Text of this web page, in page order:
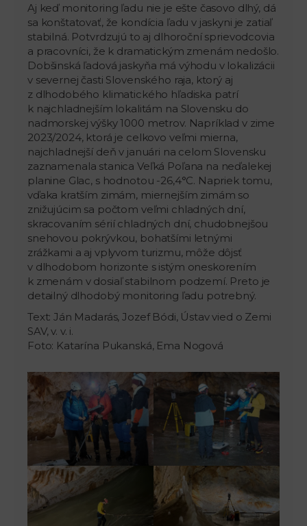
Aj keď monitoring ľadu nie je ešte časovo dlhý, dá
sa konštatovať, že kondícia ľadu v jaskyni je zatiaľ
stabilná. Potvrdzujú to aj dlhoroční sprievodcovia
a pracovníci, že k dramatickým zmenám nedošlo.
Dobšinská ľadová jaskyňa má výhodu v lokalizácii
v severnej časti Slovenského raja, ktorý aj
z dlhodobého klimatického hľadiska patrí
k najchladnejším lokalitám na Slovensku do
nadmorskej výšky 1000 metrov. Napríklad v zime
2023/2024, ktorá je celkovo veľmi mierna,
najchladnejší deň v januári na celom Slovensku
zaznamenala stanica Veľká Poľana na neďalekej
planine Glac, s hodnotou -26,4°C. Napriek tomu,
vďaka kratším zimám, miernejším zimám so
znižujúcim sa počtom veľmi chladných dní,
skracovaním sérií chladných dní, chudobnejšou
snehovou pokrývkou, bohatšími letnými
zrážkami a aj vplyvom turizmu, môže dôjsť
v dlhodobom horizonte s istým oneskorením
k zmenám v dosiaľ stabilnom podzemí. Preto je
detailný dlhodobý monitoring ľadu potrebný.
Text: Ján Madarás, Jozef Bódi, Ústav vied o Zemi
SAV, v. v. i.
Foto: Katarína Pukanská, Ema Nogová